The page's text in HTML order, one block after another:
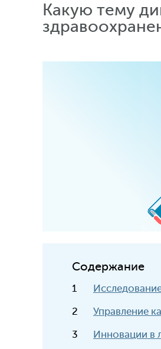
Какую тему
Содержание
Управление
Инновации в